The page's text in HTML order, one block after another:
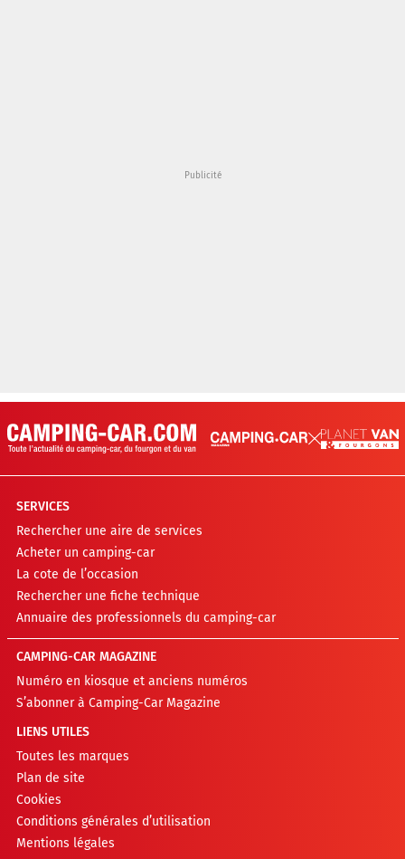
SERVICES
Rechercher une aire de services
Acheter un camping-car
La cote de l’occasion
Rechercher une fiche technique
Annuaire des professionnels du camping-car
CAMPING-CAR MAGAZINE
Numéro en kiosque et anciens numéros
S’abonner à Camping-Car Magazine
LIENS UTILES
Toutes les marques
Plan de site
Cookies
Conditions générales d’utilisation
Mentions légales